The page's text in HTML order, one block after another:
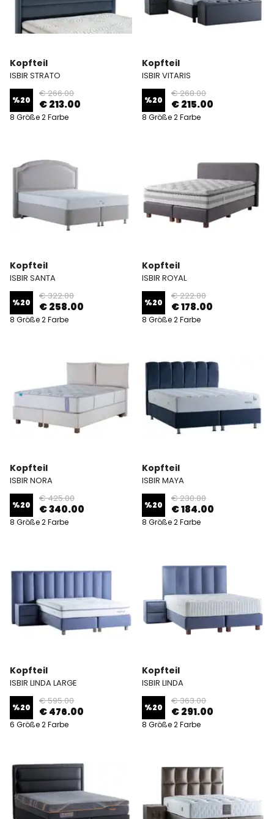
Kopfteil
ISBIR STRATO
%20
€ 266.00
€ 213.00
8 Größe 2 Farbe
Kopfteil
ISBIR VITARIS
%20
€ 268.00
€ 215.00
8 Größe 2 Farbe
Kopfteil
ISBIR SANTA
%20
€ 322.00
€ 258.00
8 Größe 2 Farbe
Kopfteil
ISBIR ROYAL
%20
€ 222.00
€ 178.00
8 Größe 2 Farbe
Kopfteil
ISBIR NORA
%20
€ 425.00
€ 340.00
8 Größe 2 Farbe
Kopfteil
ISBIR MAYA
%20
€ 230.00
€ 184.00
8 Größe 2 Farbe
Kopfteil
ISBIR LINDA LARGE
%20
€ 595.00
€ 476.00
6 Größe 2 Farbe
Kopfteil
ISBIR LINDA
%20
€ 363.00
€ 291.00
8 Größe 2 Farbe